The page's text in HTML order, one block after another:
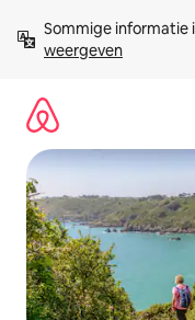
direct
naar
Sommige informatie
weergeven